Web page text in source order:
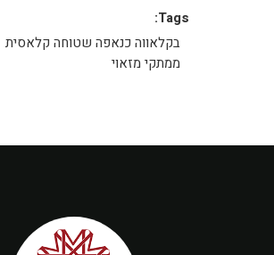
Tags:
בקלאווה כנאפה שטוחה קלאסית
ממתקי מזאוי